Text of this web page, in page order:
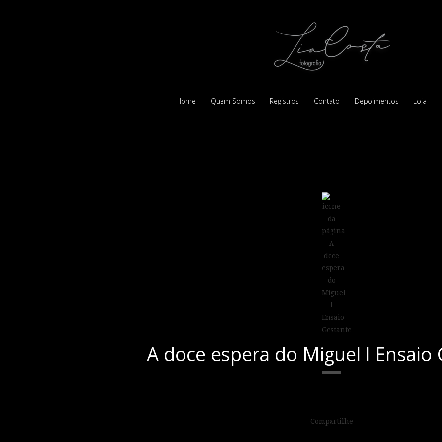
Home Quem Somos Registros Contato Depoimentos Loja
A doce espera do Miguel l Ensaio
Compartilhe